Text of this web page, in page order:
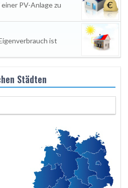
PV-Anlage zu
ist
Städten